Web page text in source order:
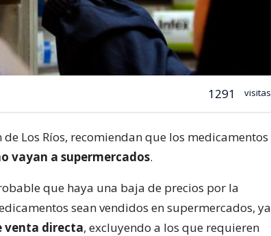
1291 visitas
Los Ríos, recomiendan que los medicamentos
vayan a supermercados.
que haya una baja de precios por la
sean vendidos en supermercados, ya
venta directa, excluyendo a los que requieren